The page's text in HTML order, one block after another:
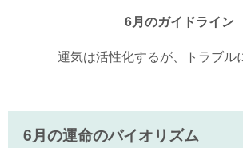
6月のガイドライン
運気は活性化するが、トラブル
6月の運命のバイオリズム